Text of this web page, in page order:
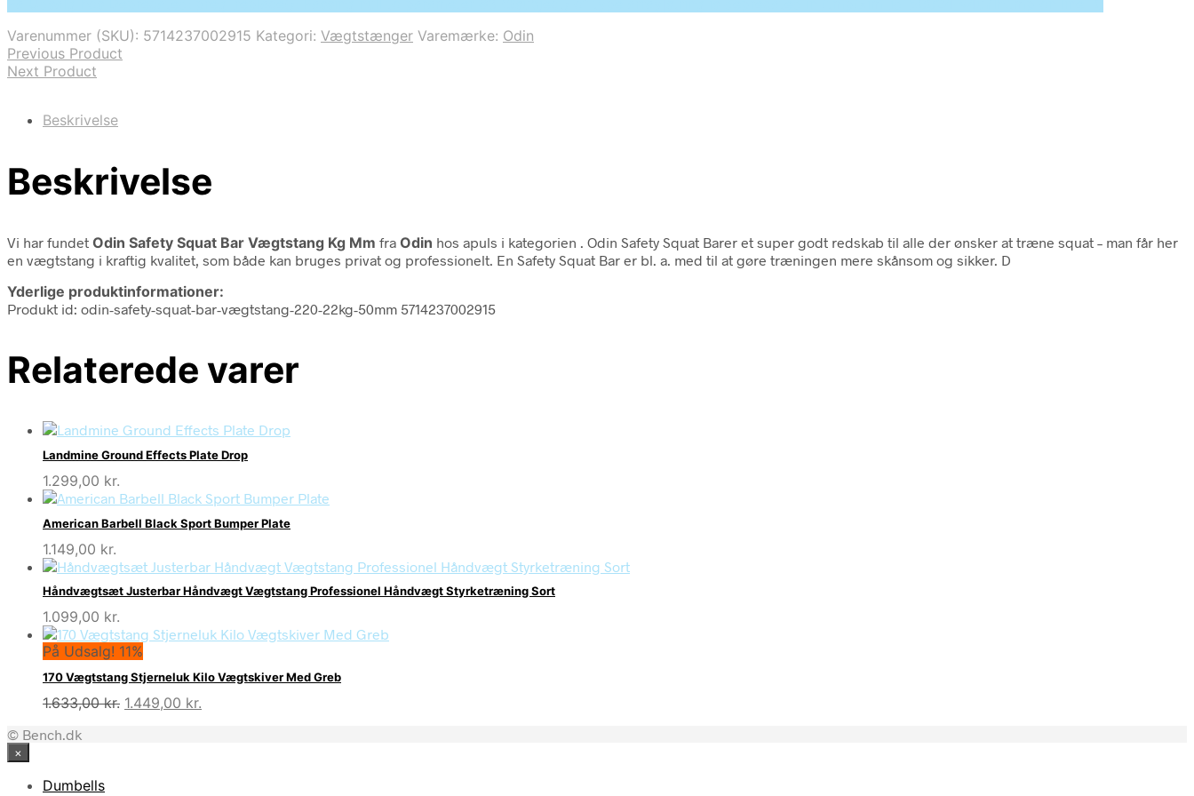
3.999,00 kr..1.499,00 kr..
Varenummer (SKU): 5714237002915 Kategori: Vægtstænger Varemærke: Odin
Previous Product
Next Product
Beskrivelse
Beskrivelse
Vi har fundet Odin Safety Squat Bar Vægtstang Kg Mm fra Odin hos apuls i kategorien
. Odin Safety Squat Barer et super godt redskab til alle der ønsker at træne squat – man får her
en vægtstang i kraftig kvalitet, som både kan bruges privat og professionelt. En Safety Squat Bar er bl. a. med til at gøre træningen mere skånsom og sikker. D
Yderlige produktinformationer:
Produkt id: odin-safety-squat-bar-vægtstang-220-22kg-50mm 5714237002915
Relaterede varer
Landmine Ground Effects Plate Drop
1.299,00 kr.
American Barbell Black Sport Bumper Plate
1.149,00 kr.
Håndvægtsæt Justerbar Håndvægt Vægtstang Professionel Håndvægt Styrketræning Sort
1.099,00 kr.
På Udsalg! 11%
170 Vægtstang Stjerneluk Kilo Vægtskiver Med Greb
1.633,00kr. Den
1.449,00 kr.
© Bench.dk
×
Dumbells